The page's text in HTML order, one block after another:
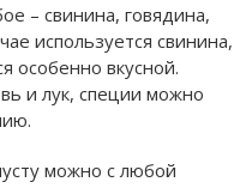
– свинина, говядина,
используется свинина,
особенно вкусной.
и лук, специи можно
можно с любой